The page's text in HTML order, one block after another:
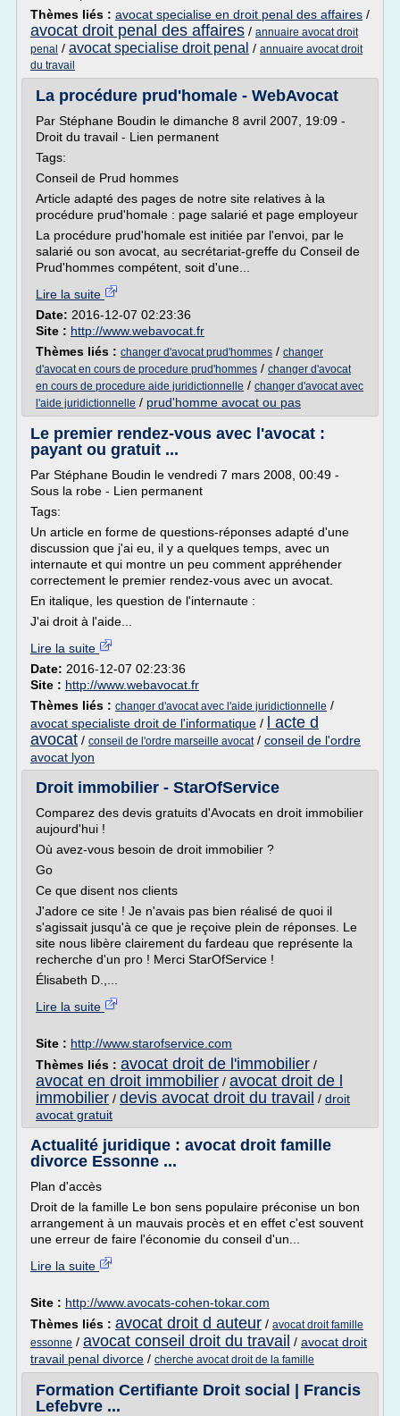
Thèmes liés : avocat specialise en droit penal des affaires /
avocat droit penal des affaires / annuaire avocat droit
penal / avocat specialise droit penal / annuaire avocat droit
du travail
La procédure prud'homale - WebAvocat
Par Stéphane Boudin le dimanche 8 avril 2007, 19:09 -
Droit du travail - Lien permanent
Tags:
Conseil de Prud hommes
Article adapté des pages de notre site relatives à la
procédure prud'homale : page salarié et page employeur
La procédure prud'homale est initiée par l'envoi, par le
salarié ou son avocat, au secrétariat-greffe du Conseil de
Prud'hommes compétent, soit d'une...
Lire la suite
Date: 2016-12-07 02:23:36
Site : http://www.webavocat.fr
Thèmes liés : changer d'avocat prud'hommes / changer
d'avocat en cours de procedure prud'hommes / changer d'avocat
en cours de procedure aide juridictionnelle / changer d'avocat avec
l'aide juridictionnelle / prud'homme avocat ou pas
Le premier rendez-vous avec l'avocat :
payant ou gratuit ...
Par Stéphane Boudin le vendredi 7 mars 2008, 00:49 -
Sous la robe - Lien permanent
Tags:
Un article en forme de questions-réponses adapté d'une
discussion que j'ai eu, il y a quelques temps, avec un
internaute et qui montre un peu comment appréhender
correctement le premier rendez-vous avec un avocat.
En italique, les question de l'internaute :
J'ai droit à l'aide...
Lire la suite
Date: 2016-12-07 02:23:36
Site : http://www.webavocat.fr
Thèmes liés : changer d'avocat avec l'aide juridictionnelle /
avocat specialiste droit de l'informatique /
l acte d
avocat / conseil de l'ordre marseille avocat/ conseil de l'ordre
avocat lyon
Droit immobilier - StarOfService
Comparez des devis gratuits d'Avocats en droit immobilier
aujourd'hui !
Où avez-vous besoin de droit immobilier ?
Go
Ce que disent nos clients
J'adore ce site ! Je n'avais pas bien réalisé de quoi il
s'agissait jusqu'à ce que je reçoive plein de réponses. Le
site nous libère clairement du fardeau que représente la
recherche d'un pro ! Merci StarOfService !
Élisabeth D.,...
Lire la suite
Site : http://www.starofservice.com
Thèmes liés : avocat droit de l'immobilier /
avocat en droit immobilier / avocat droit de l
immobilier / devis avocat droit du travail / droit
avocat gratuit
Actualité juridique : avocat droit famille
divorce Essonne ...
Plan d'accès
Droit de la famille Le bon sens populaire préconise un bon
arrangement à un mauvais procès et en effet c'est souvent
une erreur de faire l'économie du conseil d'un...
Lire la suite
Site : http://www.avocats-cohen-tokar.com
Thèmes liés : avocat droit d auteur / avocat droit famille
essonne / avocat conseil droit du travail / avocat droit
travail penal divorce / cherche avocat droit de la famille
Formation Certifiante Droit social | Francis
Lefebvre ...